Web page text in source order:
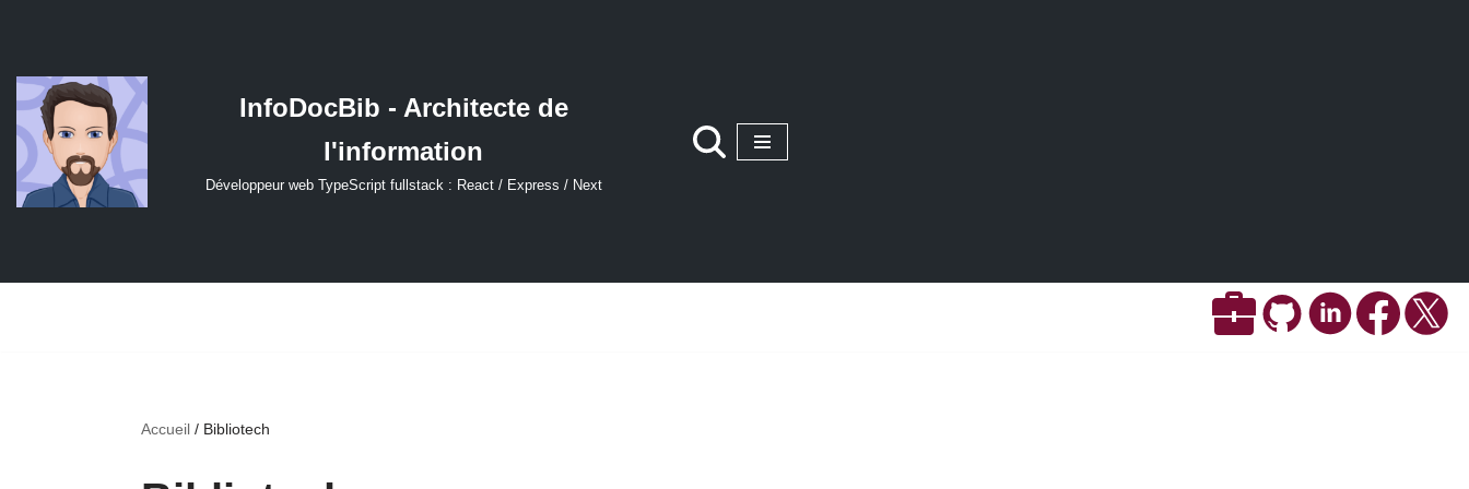
au
contenu
InfoDocBib - Architecte de
l'information
Développeur web TypeScript fullstack : React / Express / Next
Accueil / Bibliotech